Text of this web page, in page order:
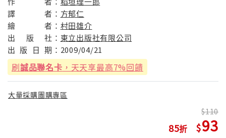
譯
者： 方郁仁
繪
者： 村田雄介
出
版 社： 東立出版社有限公司
出 版 日 期： 2009/04/21
刷誠品聯名卡 ，天天享最高7%回饋
大量採購團購專區
85
110
93